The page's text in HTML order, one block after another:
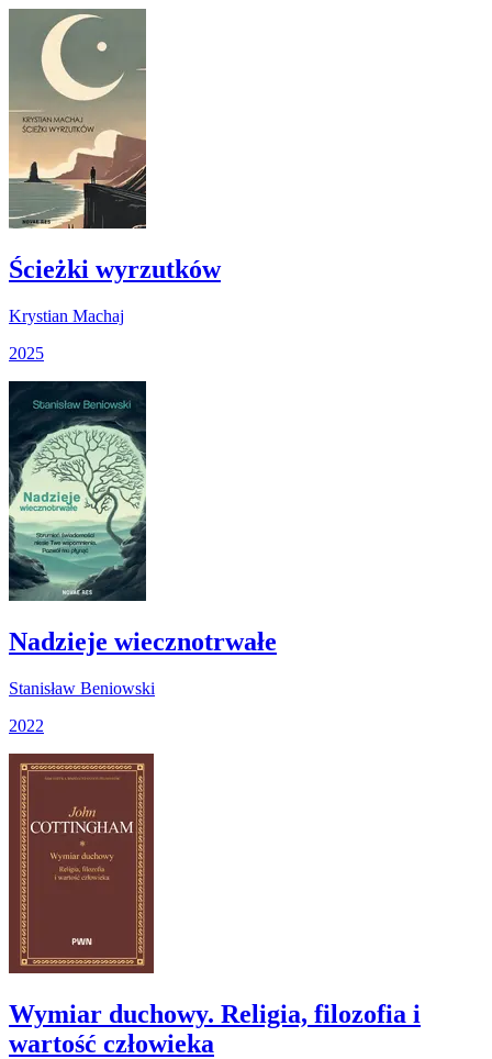
Ścieżki wyrzutków
Krystian Machaj
2025
Nadzieje wiecznotrwałe
Stanisław Beniowski
2022
Wymiar duchowy. Religia, filozofia i
wartość człowieka